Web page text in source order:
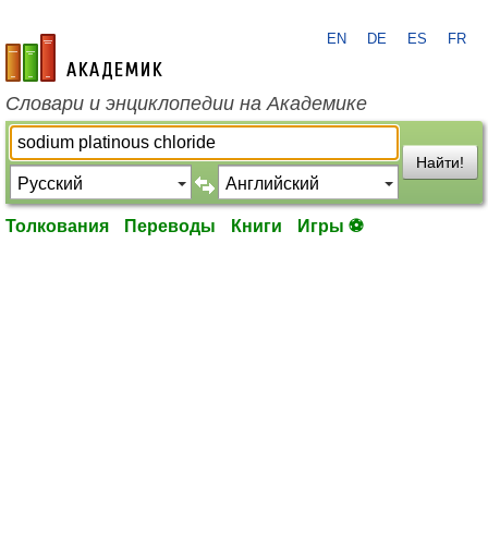
academic.ru
EN DE ES FR
Словари и энциклопедии на Академике
Найти!
Толкования Переводы Книги Игры ⚽